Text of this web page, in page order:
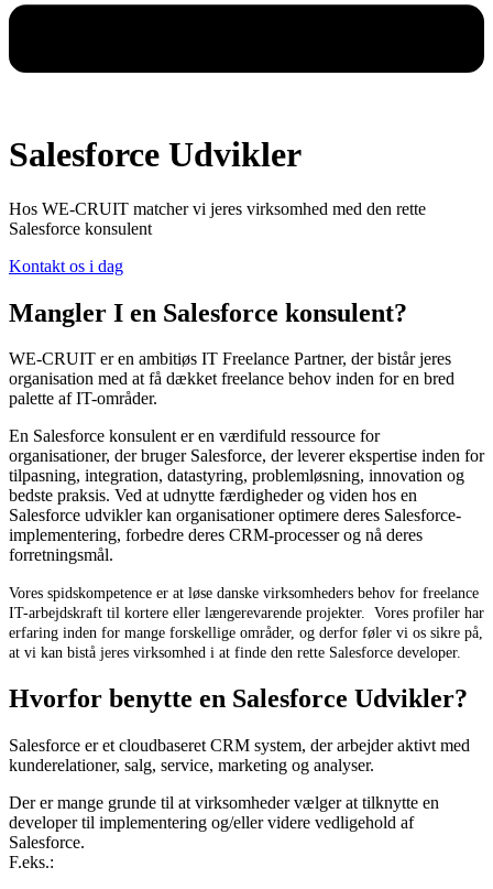
Salesforce Udvikler
Hos WE-CRUIT matcher vi jeres virksomhed med den rette
Salesforce konsulent
Kontakt os i dag
Mangler I en Salesforce konsulent?
WE-CRUIT er en ambitiøs IT Freelance Partner, der bistår jeres
organisation med at få dækket freelance behov inden for en bred
palette af IT-områder.
En Salesforce konsulent er en værdifuld ressource for
organisationer, der bruger Salesforce, der leverer ekspertise inden for
tilpasning, integration, datastyring, problemløsning, innovation og
bedste praksis. Ved at udnytte færdigheder og viden hos en
Salesforce udvikler kan organisationer optimere deres Salesforce-
implementering, forbedre deres CRM-processer og nå deres
forretningsmål.
Vores spidskompetence er at løse danske virksomheders behov for freelance
IT-arbejdskraft til kortere eller længerevarende projekter. Vores profiler har
erfaring inden for mange forskellige områder, og derfor føler vi os sikre på,
at vi kan bistå jeres virksomhed i at finde den rette Salesforce developer.
Hvorfor benytte en Salesforce Udvikler?
Salesforce er et cloudbaseret CRM system, der arbejder aktivt med
kunderelationer, salg, service, marketing og analyser.
Der er mange grunde til at virksomheder vælger at tilknytte en
developer til implementering og/eller videre vedligehold af
Salesforce.
F.eks.: